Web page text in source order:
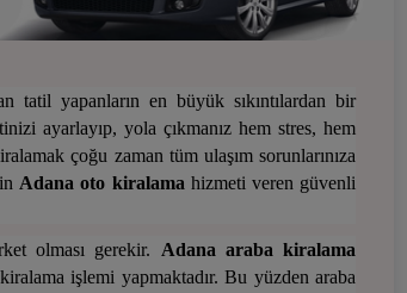
tatil yapanların en büyük sıkıntılardan bir
ayarlayıp, yola çıkmanız hem stres, hem
çoğu zaman tüm ulaşım sorunlarınıza
Adana oto kiralama hizmeti veren güvenli
olması gerekir. Adana araba kiralama
işlemi yapmaktadır. Bu yüzden araba